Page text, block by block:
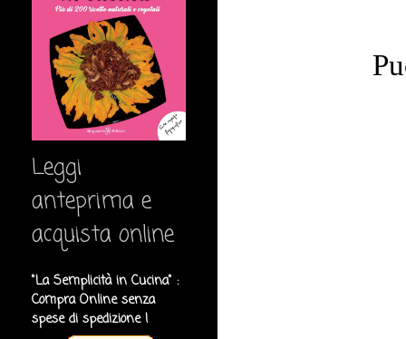
Leggi
anteprima e
acquista online
"La Semplicità in Cucina" :
Compra Online senza
spese di spedizione !